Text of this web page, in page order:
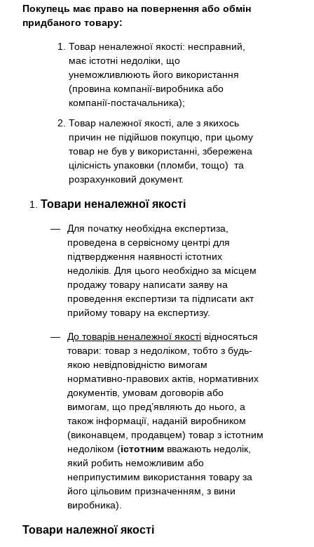
Покупець має право на повернення або обмін
придбаного товару:
Товар неналежної якості: несправний,
має істотні недоліки, що
унеможливлюють його використання
(провина компанії-виробника або
компанії-постачальника);
Товар належної якості, але з якихось
причин не підійшов покупцю, при цьому
товар не був у використанні, збережена
цілісність упаковки (пломби, тощо) та
розрахунковий документ.
Товари неналежної якості
Для початку необхідна експертиза,
проведена в сервісному центрі для
підтвердження наявності істотних
недоліків. Для цього необхідно за місцем
продажу товару написати заяву на
проведення експертизи та підписати акт
прийому товару на експертизу.
До товарів неналежної якості відносяться
товари: товар з недоліком, тобто з будь-
якою невідповідністю вимогам
нормативно-правових актів, нормативних
документів, умовам договорів або
вимогам, що пред’являють до нього, а
також інформації, наданій виробником
(виконавцем, продавцем) товар з істотним
недоліком (істотним вважають недолік,
який робить неможливим або
неприпустимим використання товару за
його цільовим призначенням, з вини
виробника).
Товари належної якості